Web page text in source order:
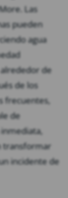
Las
pueden
agua
de
de los
frecuentes,
de
transformar
incidente de